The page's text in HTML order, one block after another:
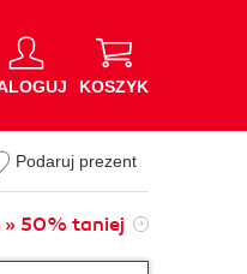
KOSZYK
Podaruj prezent
» 50% taniej